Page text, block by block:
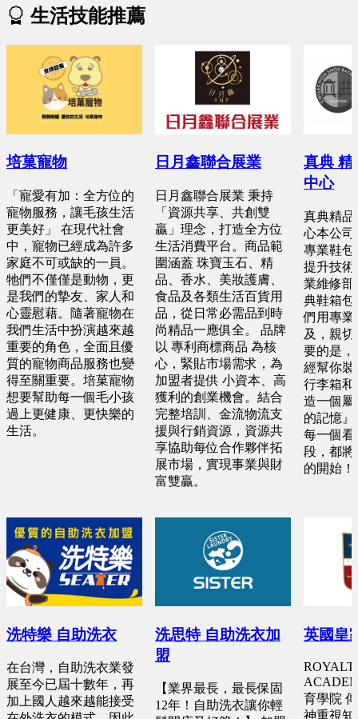
生活技能推薦
培菓寵物
「寵愛有加：全方位的
寵物服務，讓毛孩生活
更美好」 在現代社會
中，寵物已經成為許多
家庭不可或缺的一員。
牠們不僅僅是動物，更
是我們的摯友、家人和
心靈慰藉。隨著寵物在
我們生活中扮演越來越
重要的角色，全面且優
質的寵物商品服務也變
得至關重要。培菓寵物
想要幫助每一個毛小孩
過上更健康、更快樂的
生活。
洗特樂 自助洗衣
在台灣，自助洗衣業發
展至今已屆十數年，再
加上國人越來越能接受
日月鑫聯合展業
日月鑫聯合展業 秉持
「資源共享、共創雙
贏」理念，打造全方位
生活消費平台。商品範
圍涵蓋 珠寶玉石、精
品、香水、美妝護膚、
食品及各類生活百貨用
品，從日常必需品到時
尚精品一應俱全。 品牌
以 專利商標商品 為核
心，緊貼市場需求，為
加盟者提供 小資本、高
獲利的創業機會。結合
完整培訓、金流物流支
援與行銷資源，資源共
享協助每位合作夥伴拓
展市場，實現事業與財
富雙贏。
洗思特 自助洗衣加
盟
【業界最長，最長保固
12年！自助洗衣讓你輕
真典 精
中心
真典精品
心本公司
專業鞋包
提升技術
業維修部
典鞋箱包
們用專業
及，親
要的是，
經幫你裝
行李箱和
造一個屬
的記憶
每一個看
段，都將
的開始！
英國皇
育學院
神重視知